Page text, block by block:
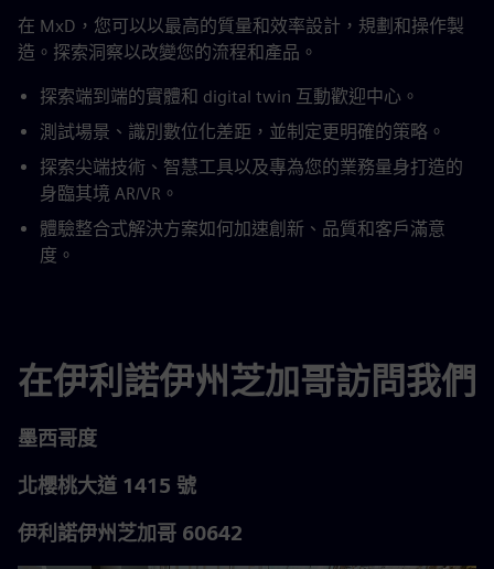
在 MxD，您可以以最高的質量和效率設計，規劃和操作製
造。探索洞察以改變您的流程和產品。
探索端到端的實體和 digital twin 互動歡迎中心。
測試場景、識別數位化差距，並制定更明確的策略。
探索尖端技術、智慧工具以及專為您的業務量身打造的
身臨其境 AR/VR。
體驗整合式解決方案如何加速創新、品質和客戶滿意
度。
在伊利諾伊州芝加哥訪問我們
墨西哥度
北櫻桃大道 1415 號
伊利諾伊州芝加哥 60642